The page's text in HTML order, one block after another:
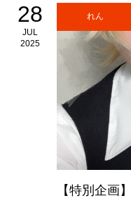
28
JUL
2025
れん
【特別企画